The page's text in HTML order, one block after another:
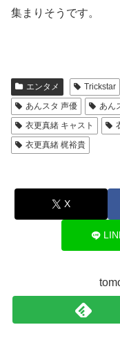
集まりそうです。
エンタメ Trickstar
あんスタ 声優
あん
衣更真緒 キャスト
衣更真緒 梶裕貴
X